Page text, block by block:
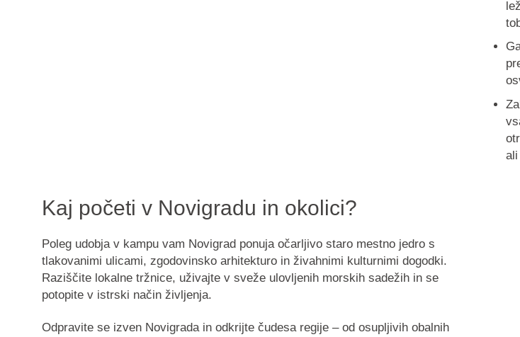
Kaj početi v Novigradu in okolici?
Poleg udobja v kampu vam Novigrad ponuja očarljivo staro mestno jedro s
tlakovanimi ulicami, zgodovinsko arhitekturo in živahnimi kulturnimi dogodki.
Raziščite lokalne tržnice, uživajte v sveže ulovljenih morskih sadežih in se
potopite v istrski način življenja.
Odpravite se izven Novigrada in odkrijte čudesa regije – od osupljivih obalnih